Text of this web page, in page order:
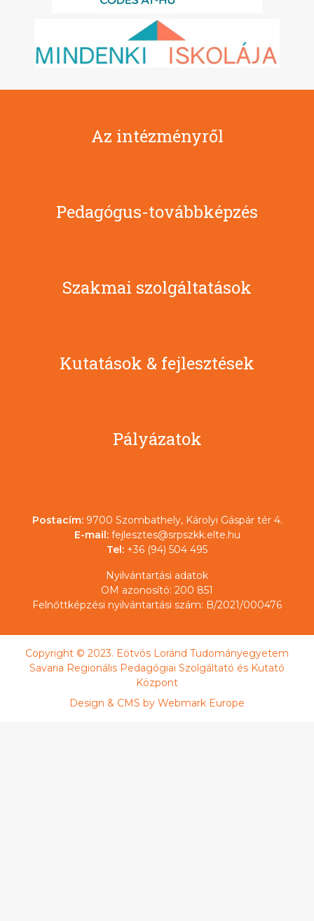
Az intézményről
Pedagógus-továbbképzés
Szakmai szolgáltatások
Kutatások & fejlesztések
Pályázatok
Postacím: 9700 Szombathely, Károlyi Gáspár tér 4.
E-mail: fejlesztes@srpszkk.elte.hu
Tel: +36 (94) 504 495
Nyilvántartási adatok
OM azonosító: 200 851
Felnőttképzési nyilvántartási szám: B/2021/000476
Copyright © 2023. Eötvös Loránd Tudományegyetem
Savaria Regionális Pedagógiai Szolgáltató és Kutató
Központ
Design & CMS by Webmark Europe